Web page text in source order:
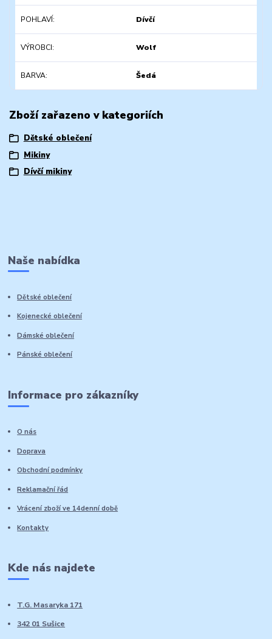
POHLAVÍ Dívčí
VÝROBCI Wolf
BARVA Šedá
Zboží zařazeno v kategoriích
Dětské oblečení
Mikiny
Dívčí mikiny
Naše nabídka
Dětské oblečení
Kojenecké oblečení
Dámské oblečení
Pánské oblečení
Informace pro zákazníky
O nás
Doprava
Obchodní podmínky
Reklamační řád
Vrácení zboží ve 14denní době
Kontakty
Kde nás najdete
T.G. Masaryka 171
342 01 Sušice